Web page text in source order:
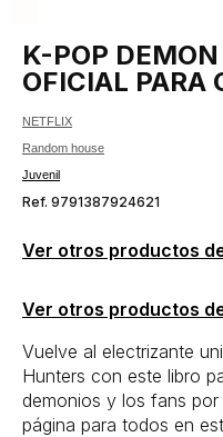
K-POP
OFICIAL PARA
NETFLIX
Random house
Juvenil
Ref. 9791387924621
Ver otros productos
Ver otros productos
Vuelve al electrizante
Hunters con este libro
demonios y los fans
página para todos en